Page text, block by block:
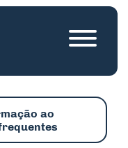
ao